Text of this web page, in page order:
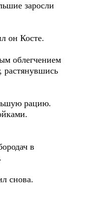
заросли
он Косте.
облегчением
растянувшись
рацию.
в
снова.